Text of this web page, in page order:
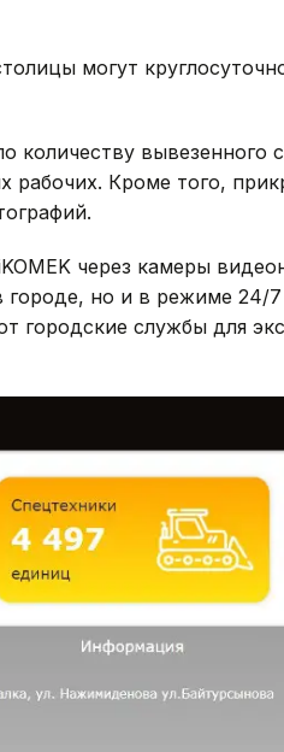
могут
количеству вывезенного
рабочих. Кроме того,
через камеры
городе, но и в режиме 24/
городские службы для